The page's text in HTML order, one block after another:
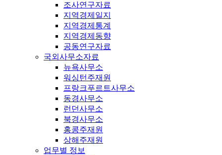
조사연구자료
지역경제일지
지역경제통계
지역경제동향
공동연구자료
국외사무소자료
뉴욕사무소
워싱턴주재원
프랑크푸르트사무소
동경사무소
런던사무소
북경사무소
홍콩주재원
상해주재원
업무별 정보